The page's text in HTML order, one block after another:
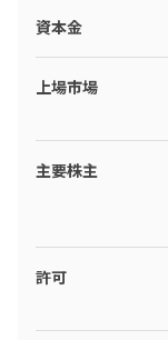
資本金
上場市場
主要株主
許可